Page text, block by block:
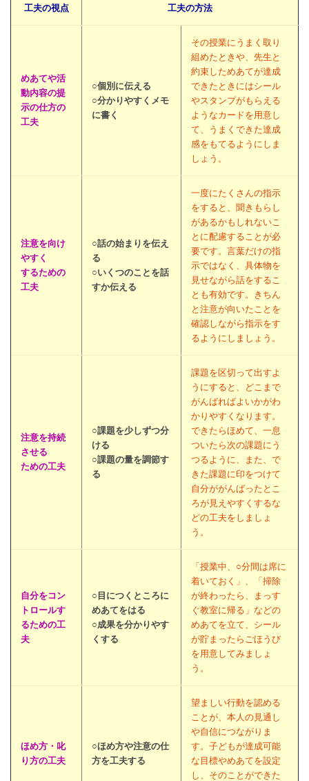
工夫の視点 工夫の方法
めあてや活
動内容の提
示の仕方の
工夫
○個別に伝える
○分かりやすくメモ
に書く
その授業にうまく取り
組めたときや、先生と
約束しためあてが達成
できたときにはシール
やスタンプがもらえる
ようなカードを用意し
て、うまくできた達成
感をもてるようにしま
しょう。
注意を向け
やすく
するための
工夫
○話の始まりを伝え
る
○いくつのことを話
すか伝える
一度にたくさんの指示
をすると、聞きもらし
があるかもしれないこ
とに配慮することが必
要です。言葉だけの指
示ではなく、具体物を
見せながら話をするこ
とも有効です。きちん
と注意が向いたことを
確認しながら指示をす
るようにしましょう。
注意を持続
させる
ための工夫
○課題を少しずつ分
ける
○課題の量を調節す
る
課題を区切って出すよ
うにすると、どこまで
がんばればよいかがわ
かりやすくなります。
できたらほめて、一息
ついたら次の課題にう
つるように、また、で
きた課題に印をつけて
自分ががんばったとこ
ろが見えやすくするな
どの工夫をしましょ
う。
自分をコン
トロールす
るための工
夫
○目につくところに
めあてをはる
○成果を分かりやす
くする
「授業中、○分間は席に
着いておく」、「掃除
が終わったら、まっす
ぐ教室に帰る」などの
めあてを立て、シール
が貯まったらごほうび
を用意してみましょ
う。
ほめ方・叱
り方の工夫
○ほめ方や注意の仕
方を工夫する
望ましい行動を認める
ことが、本人の見通し
や自信につながりま
す。子どもが達成可能
な目標やめあてを設定
し、そのことができた